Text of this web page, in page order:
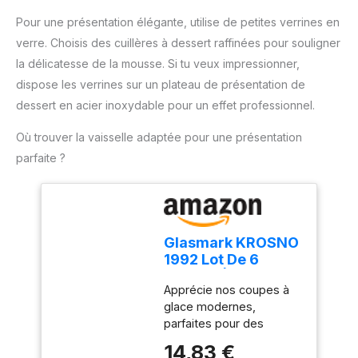
une utilisation
changement rapide des
accessoires. Compact et
pratique pour un usage
quotidien : Léger, doté
d'un design compact, ce
tâches de cuisine.
Pour une présentation élégante, utilise de petites verrines en
verre. Choisis des cuillères à dessert raffinées pour souligner
la délicatesse de la mousse. Si tu veux impressionner,
dispose les verrines sur un plateau de présentation de
dessert en acier inoxydable pour un effet professionnel.
Où trouver la vaisselle adaptée pour une présentation
parfaite ?
Glasmark KROSNO
1992 Lot De 6
Verre Transparent
Coupes À Dessert
Lavables Au Lave-
Vaisselle 170 ml
Apprécie nos coupes à
glace modernes,
parfaites pour des
14,83 €